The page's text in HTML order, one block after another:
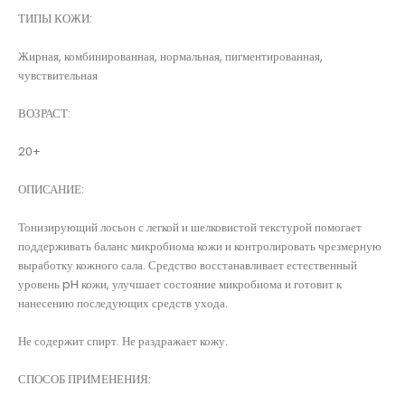
ТИПЫ КОЖИ:
Жирная, комбинированная, нормальная, пигментированная,
чувствительная
ВОЗРАСТ:
20+
ОПИСАНИЕ:
Тонизирующий лосьон с легкой и шелковистой текстурой помогает
поддерживать баланс микробиома кожи и контролировать чрезмерную
выработку кожного сала. Средство восстанавливает естественный
уровень pH кожи, улучшает состояние микробиома и готовит к
нанесению последующих средств ухода.
Не содержит спирт. Не раздражает кожу.
СПОСОБ ПРИМЕНЕНИЯ: